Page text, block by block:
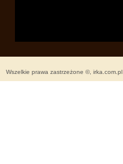
Wszelkie prawa zastrzeżone ©, irka.com.pl